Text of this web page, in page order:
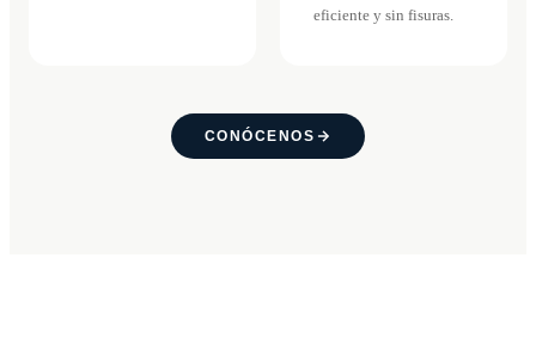
eficiente y sin fisuras.
CONÓCENOS